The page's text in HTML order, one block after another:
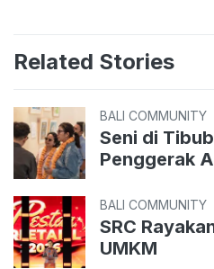
Related Stories
BALI COMMUNITY
Seni di
Penggerak
BALI COMMUNITY
SRC
UMKM